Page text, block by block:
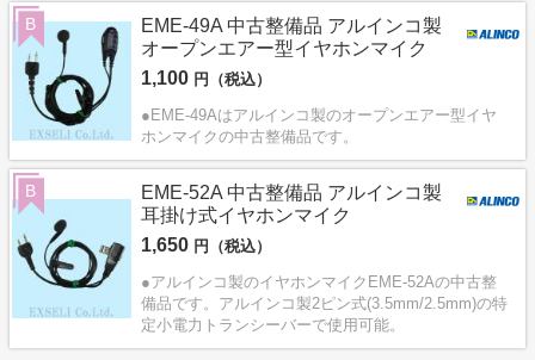
EME-49A 中古整備品 アルインコ製
オープンエアー型イヤホンマイク
1,100 円（税込）
●EME-49Aはアルインコ製のオープンエアー型イヤ
ホンマイクの中古整備品です。
B
EME-52A 中古整備品 アルインコ製
耳掛け式イヤホンマイク
1,650 円（税込）
●アルインコ製のイヤホンマイクEME-52Aの中古整
備品です。アルインコ製2ピン式(3.5mm/2.5mm)の特
定小電力トランシーバーで使用可能。
B